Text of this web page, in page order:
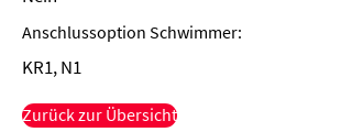
Anschlussoption Schwimmer:
KR1, N1
Zurück zur Übersicht